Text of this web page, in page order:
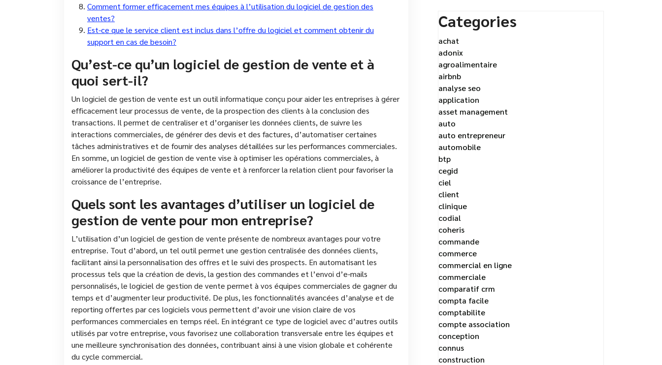
Comment former efficacement mes équipes à l’utilisation du logiciel de gestion des
ventes?
Est-ce que le service client est inclus dans l’offre du logiciel et comment obtenir du
support en cas de besoin?
Qu’est-ce qu’un logiciel de gestion de vente et à
quoi sert-il?
Un logiciel de gestion de vente est un outil informatique conçu pour aider les entreprises à gérer
efficacement leur processus de vente, de la prospection des clients à la conclusion des
transactions. Il permet de centraliser et d’organiser les données clients, de suivre les
interactions commerciales, de générer des devis et des factures, d’automatiser certaines
tâches administratives et de fournir des analyses détaillées sur les performances commerciales.
En somme, un logiciel de gestion de vente vise à optimiser les opérations commerciales, à
améliorer la productivité des équipes de vente et à renforcer la relation client pour favoriser la
croissance de l’entreprise.
Quels sont les avantages d’utiliser un logiciel de
gestion de vente pour mon entreprise?
L’utilisation d’un logiciel de gestion de vente présente de nombreux avantages pour votre
entreprise. Tout d’abord, un tel outil permet une gestion centralisée des données clients,
facilitant ainsi la personnalisation des offres et le suivi des prospects. En automatisant les
processus tels que la création de devis, la gestion des commandes et l’envoi d’e-mails
personnalisés, le logiciel de gestion de vente permet à vos équipes commerciales de gagner du
temps et d’augmenter leur productivité. De plus, les fonctionnalités avancées d’analyse et de
reporting offertes par ces logiciels vous permettent d’avoir une vision claire de vos
performances commerciales en temps réel. En intégrant ce type de logiciel avec d’autres outils
utilisés par votre entreprise, vous favorisez une collaboration transversale entre les équipes et
une meilleure synchronisation des données, contribuant ainsi à une vision globale et cohérente
du cycle commercial.
Categories
achat
adonix
agroalimentaire
airbnb
analyse seo
application
asset management
auto
auto entrepreneur
automobile
btp
cegid
ciel
client
clinique
codial
coheris
commande
commerce
commercial en ligne
commerciale
comparatif crm
compta facile
comptabilite
compte association
conception
connus
construction